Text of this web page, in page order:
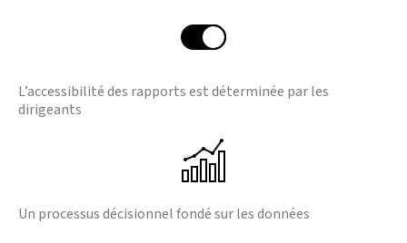
L’accessibilité des rapports est déterminée par les
dirigeants
Un processus décisionnel fondé sur les données